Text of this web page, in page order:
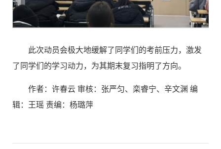
此次动员会极大地缓解了同学们的考前压力，激发
了同学们的学习动力，为其期末复习指明了方向。
作者：许春云 审核：张严匀、栾睿宁、辛文渊 编
辑：王瑶 责编：杨璐萍